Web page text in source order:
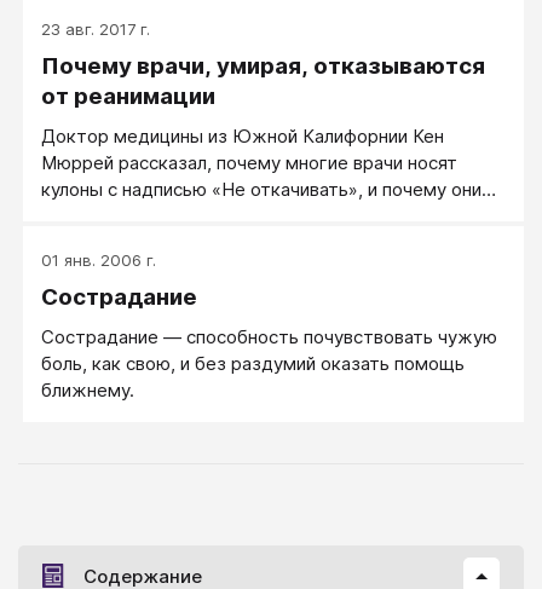
23 авг. 2017 г.
Почему врачи, умирая, отказываются
от реанимации
Доктор медицины из Южной Калифорнии Кен
Мюррей рассказал, почему многие врачи носят
кулоны с надписью «Не откачивать», и почему они
01 янв. 2006 г.
Сострадание
Сострадание — способность почувствовать чужую
боль, как свою, и без раздумий оказать помощь
ближнему.
Содержание